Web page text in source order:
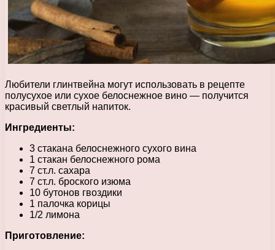
Любители глинтвейна могут использовать в рецепте
полусухое или сухое белоснежное вино — получится
красивый светлый напиток.
Ингредиенты:
3 стакана белоснежного сухого вина
1 стакан белоснежного рома
7 ст.л. сахара
7 ст.л. броского изюма
10 бутонов гвоздики
1 палочка корицы
1/2 лимона
Приготовление: